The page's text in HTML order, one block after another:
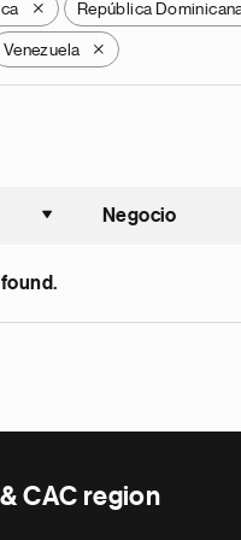
X República
Venezuela X
Ordenar
Negocio
CAC region